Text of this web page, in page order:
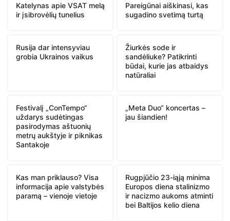
Katelynas apie VSAT melą
ir įsibrovėlių tunelius
Pareigūnai aiškinasi, kas
sugadino svetimą turtą
Rusija dar intensyviau
grobia Ukrainos vaikus
Žiurkės sode ir
sandėliuke? Patikrinti
būdai, kurie jas atbaidys
natūraliai
Festivalį „ConTempo“
uždarys sudėtingas
pasirodymas aštuonių
metrų aukštyje ir piknikas
Santakoje
„Meta Duo“ koncertas –
jau šiandien!
Kas man priklauso? Visa
informacija apie valstybės
paramą – vienoje vietoje
Rugpjūčio 23-iąją minima
Europos diena stalinizmo
ir nacizmo aukoms atminti
bei Baltijos kelio diena